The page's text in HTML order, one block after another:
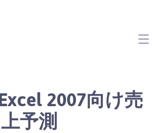
2007向け売
上予測